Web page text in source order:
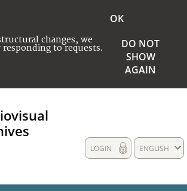
changes, we
to requests.
OK
DO NOT
SHOW
AGAIN
ENGLISH
LOGIN